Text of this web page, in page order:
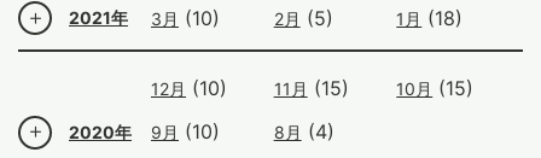
2021年 3月 (10) 2月 (5) 1月 (18)
2020年
12月 (10) 11月 (15) 10月 (15)
9月 (10) 8月 (4)